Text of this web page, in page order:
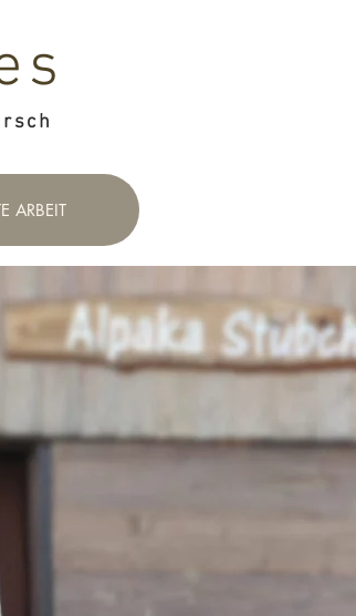
ARBEIT